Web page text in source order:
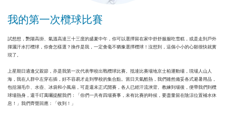
我的第一次欖球比賽
試想想，艷陽高掛、氣溫高達三十三度的盛夏中午，你可以選擇留在家中舒舒服服吃雪糕，或是走到戶外
揮灑汗水打欖球，你會怎樣選？換作是我，一定會毫不猶豫選擇欖球！沒想到，這個小小的心願很快就實
現了。
上星期日適逢父親節，亦是我第一次代表學校出戰欖球比賽。抵達比賽場地京士柏運動場，現場人山人
海，我在人群中左穿右插，好不容易才走到學校的集合點。當日天氣酷熱，我們雖然備妥各式避暑用品，
包括濕毛巾、水壺、冰袋和小風扇，可是還未正式開賽，各人已經汗流浹背。教練到場後，便帶我們到欖
球場熱身，還千叮萬囑提醒我們：「你們一共有四場賽事，未有比賽的時候，要盡量留在陰涼位置補水休
息！」我們齊聲回應：「收到！」